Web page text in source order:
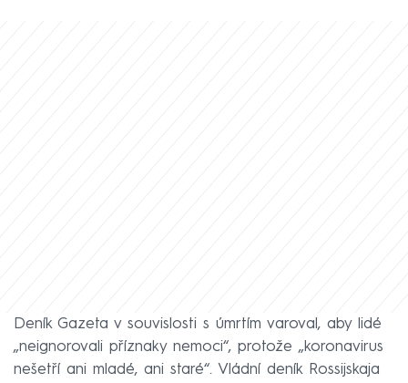
Deník Gazeta v souvislosti s úmrtím varoval, aby lidé
„neignorovali příznaky nemoci“, protože „koronavirus
nešetří ani mladé, ani staré“. Vládní deník Rossijskaja